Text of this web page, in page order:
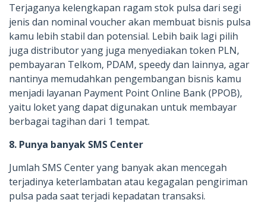
Terjaganya kelengkapan ragam stok pulsa dari segi
jenis dan nominal voucher akan membuat bisnis pulsa
kamu lebih stabil dan potensial. Lebih baik lagi pilih
juga distributor yang juga menyediakan token PLN,
pembayaran Telkom, PDAM, speedy dan lainnya, agar
nantinya memudahkan pengembangan bisnis kamu
menjadi layanan Payment Point Online Bank (PPOB),
yaitu loket yang dapat digunakan untuk membayar
berbagai tagihan dari 1 tempat.
8. Punya banyak SMS Center
Jumlah SMS Center yang banyak akan mencegah
terjadinya keterlambatan atau kegagalan pengiriman
pulsa pada saat terjadi kepadatan transaksi.